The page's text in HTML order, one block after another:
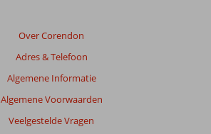
Over Corendon
Adres & Telefoon
Algemene Informatie
Algemene Voorwaarden
Veelgestelde Vragen